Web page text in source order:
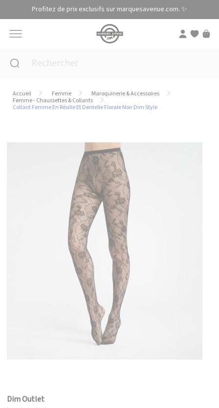
Profitez de prix exclusifs sur marquesavenue.com. ✨
Accueil Femme
Maroquinerie & Accessoires
Femme - Chaussettes & Collants
Collant Femme En Résille Et Dentelle Florale Noir Dim Style
Dim Outlet
Panneau de gestion des cookies